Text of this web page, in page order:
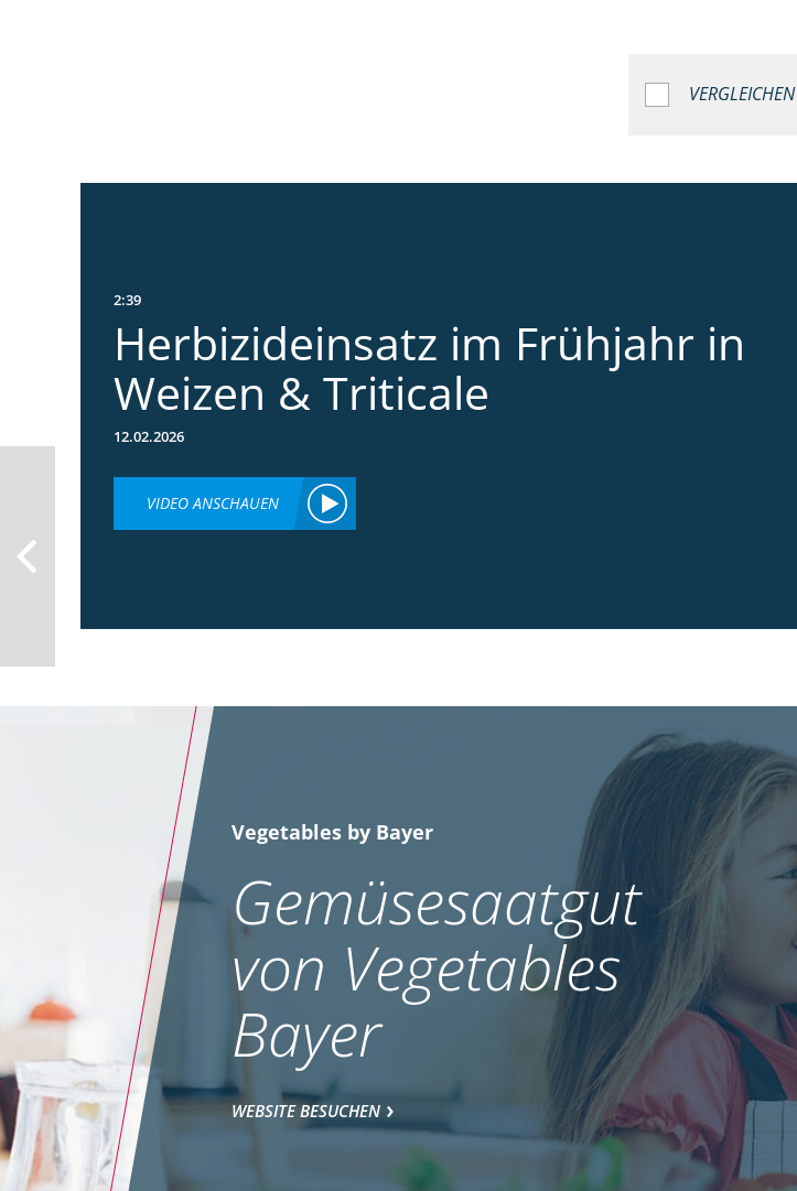
VERGLEICHEN
2:39
Herbizideinsatz im Frühjahr in
Weizen & Triticale
12.02.2026
VIDEO ANSCHAUEN
Vegetables by Bayer
Gemüsesaatgut
von Vegetables
Bayer
WEBSITE BESUCHEN